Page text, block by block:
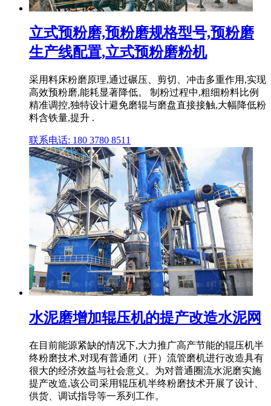
立式预粉磨,预粉磨规格型号,预粉磨
生产线配置,立式预粉磨粉机
采用料床粉磨原理,通过碾压、剪切、冲击多重作用,实现
高效预粉磨,能耗显著降低。 制粉过程中,粗细粉料比例
精准调控,独特设计避免磨辊与磨盘直接接触,大幅降低粉
料含铁量,提升 .
联系电话: 180 3780 8511
水泥磨增加辊压机的提产改造水泥网
在目前能源紧缺的情况下,大力推广高产节能的辊压机半
终粉磨技术,对现有普通闭（开）流管磨机进行改造具有
很大的经济效益与社会意义。为对普通圈流水泥磨实施
提产改造,该公司采用辊压机半终粉磨技术开展了设计、
供货、调试指导等一系列工作。